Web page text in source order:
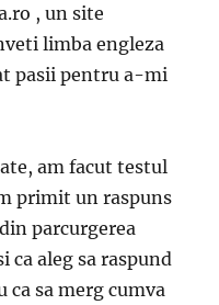
, un site
limba engleza
pasii pentru a-mi
am facut testul
primit un raspuns
parcurgerea
ca aleg sa raspund
sa merg cumva